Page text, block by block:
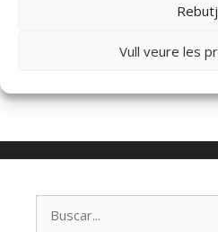
Vull veure les